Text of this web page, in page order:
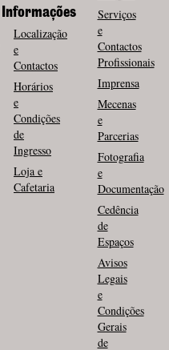
Informações
Localização
e
Contactos
Horários
e
Condições
de
Ingresso
Loja e
Cafetaria
Serviços
e
Contactos
Profissionais
Imprensa
Mecenas
e
Parcerias
Fotografia
e
Documentação
Cedência
de
Espaços
Avisos
Legais
e
Condições
Gerais
de